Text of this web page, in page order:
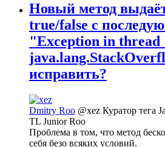
Новый метод
true/false с
"Exception in
исправить?
Dmitry Roo @xez Куратор тега
TL Junior Roo
Проблема в том, что метод
себя безо всяких условий.